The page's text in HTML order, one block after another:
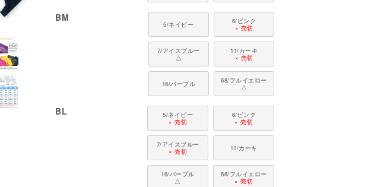
BM
5/ネイビー
6/ピンク
× 売切
7/アイスブルー
△
11/カーキ
× 売切
16/パープル
68/フルイエロー
△
BL
5/ネイビー
× 売切
6/ピンク
× 売切
7/アイスブルー
× 売切
11/カーキ
16/パープル
△
68/フルイエロー
× 売切